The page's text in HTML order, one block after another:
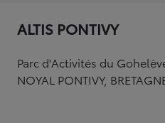
ALTIS PONTIVY
Parc d'Activités du
NOYAL PONTIVY,